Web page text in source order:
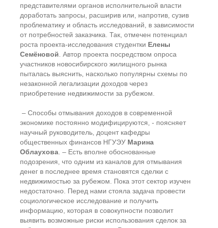
представителями органов исполнительной власти
доработать запросы, расширив или, напротив, сузив
проблематику и область исследований, в зависимости
от потребностей заказчика. Так, отмечен потенциал
роста проекта-исследования студентки Елены
Семёновой . Автор проекта посредством опроса
участников новосибирского жилищного рынка
пыталась выяснить, насколько популярны схемы по
незаконной легализации доходов через
приобретение недвижимости за рубежом.
– Способы отмывания доходов в современной
экономике постоянно модифицируются, - поясняет
научный руководитель, доцент кафедры
общественных финансов НГУЭУ Марина
Облаухова . – Есть вполне обоснованные
подозрения, что одним из каналов для отмывания
денег в последнее время становятся сделки с
недвижимостью за рубежом. Пока этот сектор изучен
недостаточно. Перед нами стояла задача провести
социологическое исследование и получить
информацию, которая в совокупности позволит
выявить возможные риски использования сделок за